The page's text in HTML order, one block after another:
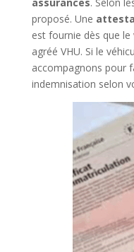
proposé. Une
est fournie dès que
agréé VHU. Si le
accompagnons pour
indemnisation selon